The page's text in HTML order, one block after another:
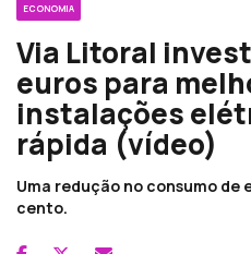
ECONOMIA
Via Litoral
euros para
instalações
rápida (vídeo)
Uma redução no consumo de
cento.